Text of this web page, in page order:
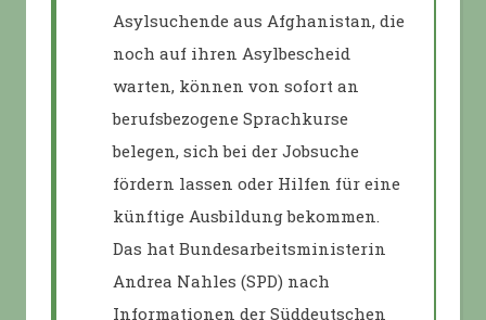
Asylsuchende aus Afghanistan, die
noch auf ihren Asylbescheid
warten, können von sofort an
berufsbezogene Sprachkurse
belegen, sich bei der Jobsuche
fördern lassen oder Hilfen für eine
künftige Ausbildung bekommen.
Das hat Bundesarbeitsministerin
Andrea Nahles (SPD) nach
Informationen der Süddeutschen